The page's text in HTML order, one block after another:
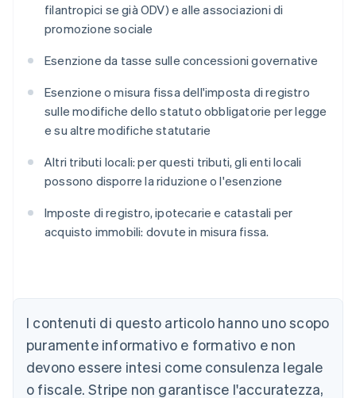
filantropici se già ODV) e alle associazioni di
promozione sociale
Esenzione da tasse sulle concessioni governative
Esenzione o misura fissa dell'imposta di registro
sulle modifiche dello statuto obbligatorie per legge
e su altre modifiche statutarie
Altri tributi locali: per questi tributi, gli enti locali
possono disporre la riduzione o l'esenzione
Imposte di registro, ipotecarie e catastali per
acquisto immobili: dovute in misura fissa.
I contenuti di questo articolo hanno uno scopo
puramente informativo e formativo e non
devono essere intesi come consulenza legale
o fiscale. Stripe non garantisce l'accuratezza,
Australia
Austria
DeutschEnglish
Belgio